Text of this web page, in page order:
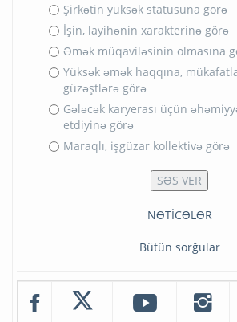
Şirkətin yüksək statusuna görə
İşin, layihənin xarakterinə görə
Əmək müqaviləsinin olmasına
Yüksək əmək haqqına,
güzəştlərə görə
Gələcək karyerası üçün
etdiyinə görə
Maraqlı, işgüzar kollektivə görə
NƏTİCƏLƏR
Bütün sorğular